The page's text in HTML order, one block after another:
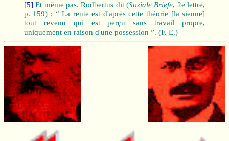
[5] Et même pas. Rodbertus dit (Soziale Briefe, 2e lettre,
p. 159) : “ La rente est d'après cette théorie [la sienne]
tout revenu qui est perçu sans travail propre,
uniquement en raison d'une possession ”. (F. E.)